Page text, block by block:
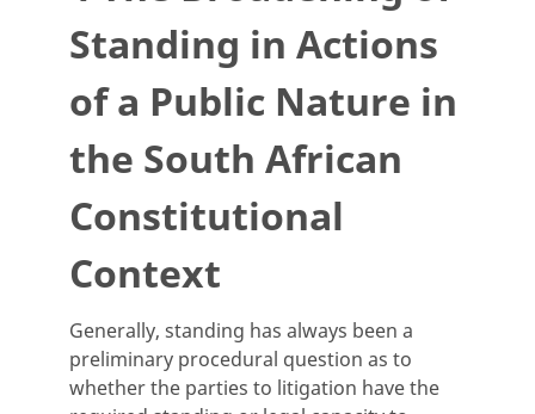
Standing in Actions
of a Public Nature in
the South African
Constitutional
Context
Generally, standing has always been a
preliminary procedural question as to
whether the parties to litigation have the